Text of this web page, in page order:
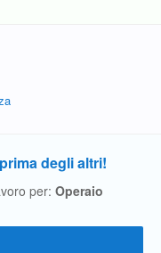
degli altri!
per: Operaio